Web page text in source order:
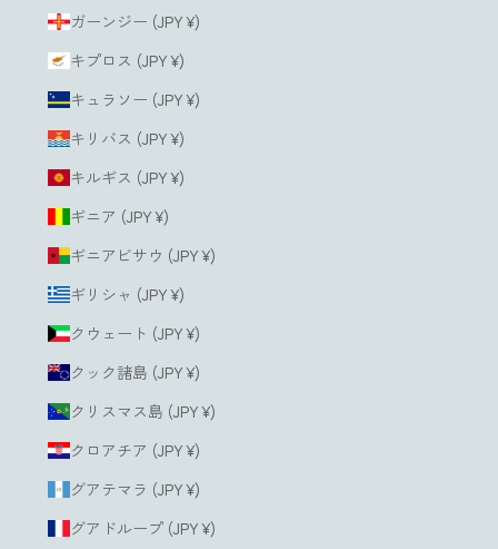
ガーンジー (JPY ¥)
キプロス (JPY ¥)
キュラソー (JPY ¥)
キリバス (JPY ¥)
キルギス (JPY ¥)
ギニア (JPY ¥)
ギニアビサウ (JPY ¥)
ギリシャ (JPY ¥)
クウェート (JPY ¥)
クック諸島 (JPY ¥)
クリスマス島 (JPY ¥)
クロアチア (JPY ¥)
グアテマラ (JPY ¥)
グアドループ (JPY ¥)